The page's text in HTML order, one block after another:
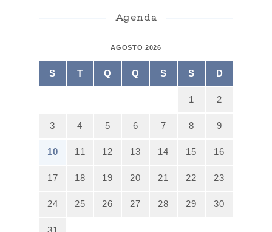
Agenda
AGOSTO 2026
S T Q Q S S D
1 2
3 4 5 6 7 8 9
10 11 12 13 14 15 16
17 18 19 20 21 22 23
24 25 26 27 28 29 30